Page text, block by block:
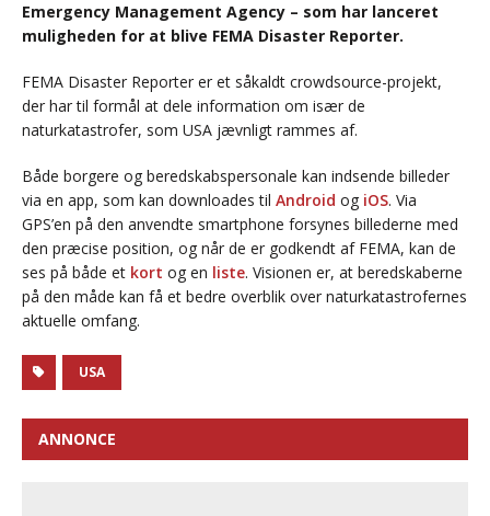
Emergency Management Agency – som har lanceret
muligheden for at blive FEMA Disaster Reporter.
FEMA Disaster Reporter er et såkaldt crowdsource-projekt,
der har til formål at dele information om især de
naturkatastrofer, som USA jævnligt rammes af.
Både borgere og beredskabspersonale kan indsende billeder
via en app, som kan downloades til Android og iOS. Via
GPS’en på den anvendte smartphone forsynes billederne med
den præcise position, og når de er godkendt af FEMA, kan de
ses på både et kort og en liste. Visionen er, at beredskaberne
på den måde kan få et bedre overblik over naturkatastrofernes
aktuelle omfang.
USA
ANNONCE